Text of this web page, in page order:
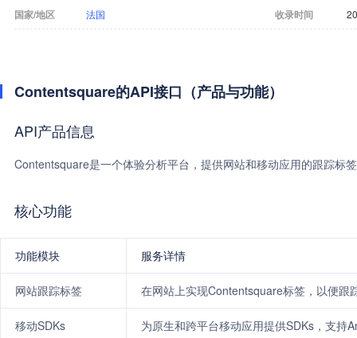
国家/地区 法国 收录时间
Contentsquare的API接口（产品与功能）
API产品信息
Contentsquare是一个体验分析平台，提供网站和移动应用的跟踪标
核心功能
功能模块 服务详情
网站跟踪标签 在网站上实现Contentsquare标签，以便跟
移动SDKs 为原生和跨平台移动应用提供SDKs，支持